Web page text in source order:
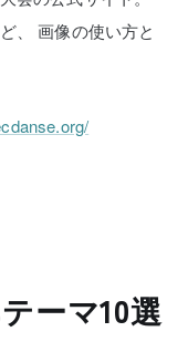
、
画像の使い方と
ーマ10選